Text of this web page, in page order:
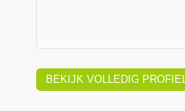
BEKIJK VOLLEDIG PROFIEL